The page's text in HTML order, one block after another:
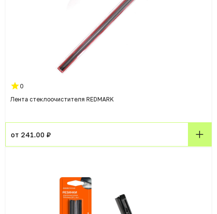
0
Лента стеклоочистителя REDMARK
от 241.00 ₽